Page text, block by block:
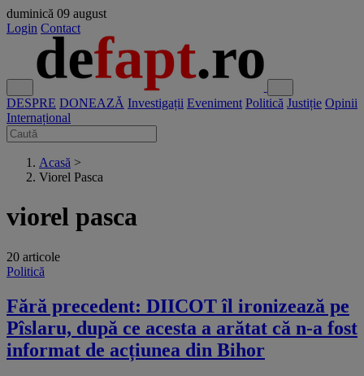
duminică 09 august
Login Contact
DESPRE DONEAZĂ Investigații Eveniment Politică Justiție Opinii
Internațional
Acasă >
Viorel Pasca
viorel pasca
20 articole
Politică
Fără precedent: DIICOT îl ironizează pe
Pîslaru, după ce acesta a arătat că n-a fost
informat de acțiunea din Bihor